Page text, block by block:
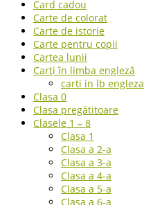
Card cadou
Carte de colorat
Carte de istorie
Carte pentru copii
Cartea lunii
Carți în limba engleză
carti in lb engleza
Clasa 0
Clasa pregătitoare
Clasele 1 – 8
Clasa 1
Clasa a 2-a
Clasa a 3-a
Clasa a 4-a
Clasa a 5-a
Clasa a 6-a